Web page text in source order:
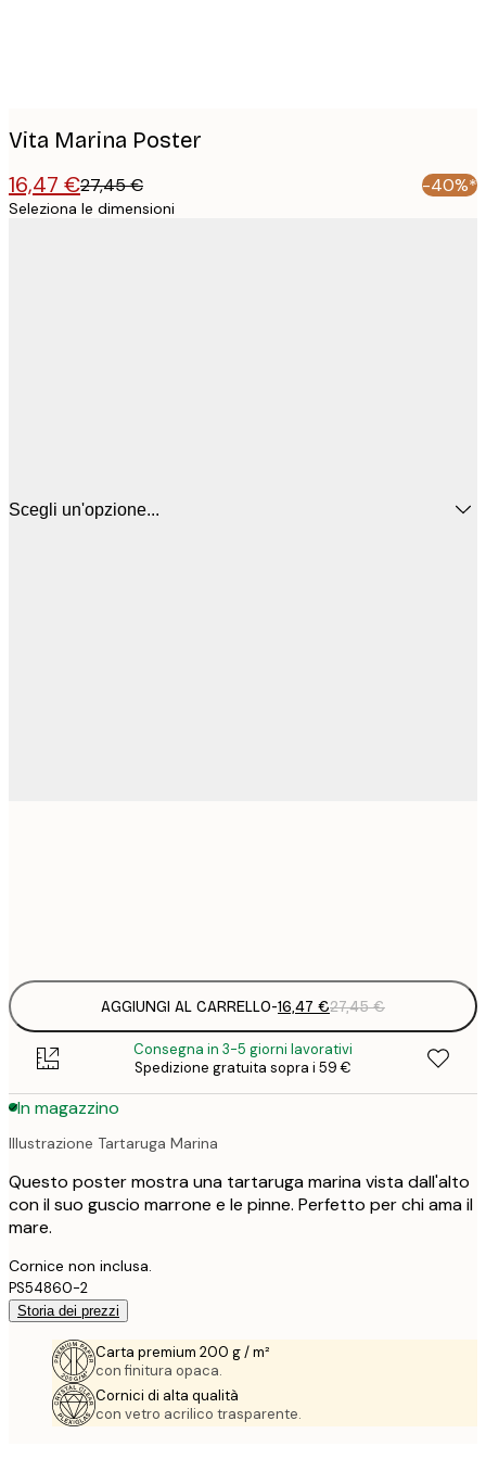
Vita Marina Poster
16,47 €27,45 € -40%*
Seleziona le dimensioni
Scegli un'opzione...
AGGIUNGI AL CARRELLO-16,47 €27,45 €
Consegna in 3-5 giorni lavorativi
Spedizione gratuita sopra i 59 €
In magazzino
Illustrazione Tartaruga Marina
Questo poster mostra una tartaruga marina vista dall'alto
con il suo guscio marrone e le pinne. Perfetto per chi ama il
mare.
Cornice non inclusa.
PS54860-2
Storia dei prezzi
Carta premium 200 g / m²
con finitura opaca.
Cornici di alta qualità
con vetro acrilico trasparente.